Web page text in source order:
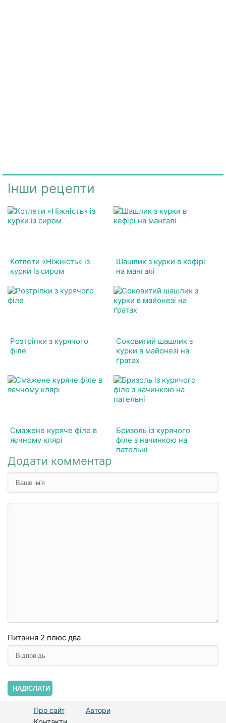
Інши рецепти
Котлети «Ніжність» із
курки із сиром
Шашлик з курки в кефірі
на мангалі
Розтріпки з курячого
філе
Соковитий шашлик з
курки в майонезі на
ґратах
Смажене куряче філе в
яєчному клярі
Бризоль із курячого
філе з начинкою на
пательні
Додати комментар
Питання 2 плюc двa
НАДІСЛАТИ
Про сайт Автори